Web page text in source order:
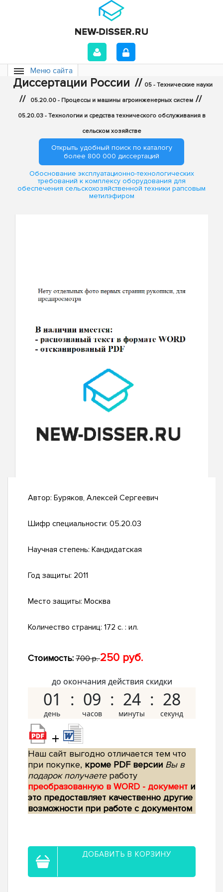
Меню сайта
Диссертации России // 05 - Технические науки
// 05.20.00 - Процессы и машины агроинженерных систем //
05.20.03 - Технологии и средства технического обслуживания в
сельском хозяйстве
Открыть удобный поиск по каталогу
более 800 000 диссертаций
Обоснование эксплуатационно-технологических
требований к комплексу оборудования для
обеспечения сельскохозяйственной техники рапсовым
метилэфиром
Автор: Буряков, Алексей Сергеевич
Шифр специальности: 05.20.03
Научная степень: Кандидатская
Год защиты: 2011
Место защиты: Москва
Количество страниц: 172 с. : ил.
Стоимость: 700 р.250 руб.
до окончания действия скидки
01 09 24 27
+
Наш сайт выгодно отличается тем что
при покупке, кроме PDF версии Вы в
подарок получаетеработу
преобразованную в WORD - документ и
это предоставляет качественно другие
возможности при работе с документом
ДОБАВИТЬ В КОРЗИНУ